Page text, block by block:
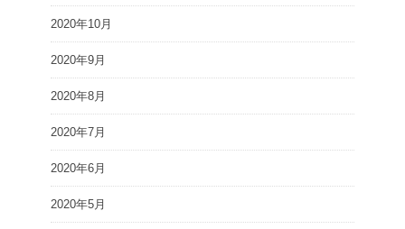
2020年10月
2020年9月
2020年8月
2020年7月
2020年6月
2020年5月